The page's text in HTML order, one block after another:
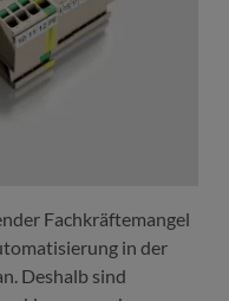
Fachkräftemangel
in der
Deshalb sind